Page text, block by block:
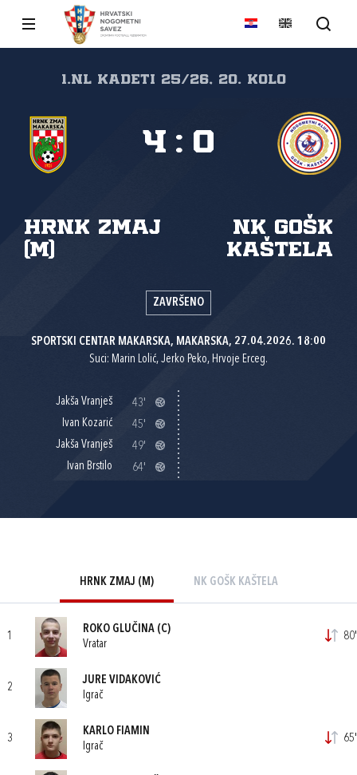
1.nl Kadeti 25/26, 20. kolo
HRNK Zmaj
(M)
NK GOŠK
Kaštela
4 : 0
ZAVRŠENO
SPORTSKI CENTAR MAKARSKA, MAKARSKA, 27.04.2026. 18:00
Suci: Marin Lolić, Jerko Peko, Hrvoje Erceg.
Jakša Vranješ
43'
Ivan Kozarić
45'
Jakša Vranješ
49'
Ivan Brstilo
64'
HRNK ZMAJ (M) NK GOŠK KAŠTELA
1
ROKO GLUČINA (C)
Vratar
80'
2
JURE VIDAKOVIĆ
Igrač
3
KARLO FIAMIN
Igrač
65'